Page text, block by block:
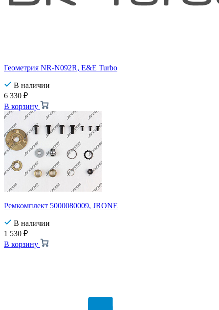
Геометрия NR-N092R, E&E Turbo
В наличии
6 330 ₽
В корзину
Ремкомплект 5000080009, JRONE
В наличии
1 530 ₽
В корзину